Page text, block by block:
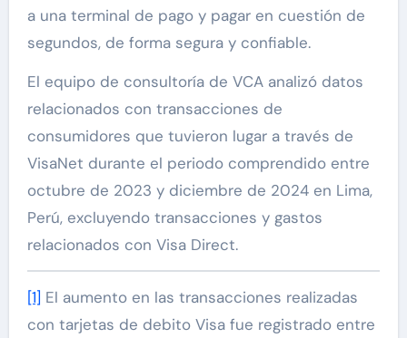
a una terminal de pago y pagar en cuestión de
segundos, de forma segura y confiable.
El equipo de consultoría de VCA analizó datos
relacionados con transacciones de
consumidores que tuvieron lugar a través de
VisaNet durante el periodo comprendido entre
octubre de 2023 y diciembre de 2024 en Lima,
Perú, excluyendo transacciones y gastos
relacionados con Visa Direct.
[1] El aumento en las transacciones realizadas
con tarjetas de debito Visa fue registrado entre